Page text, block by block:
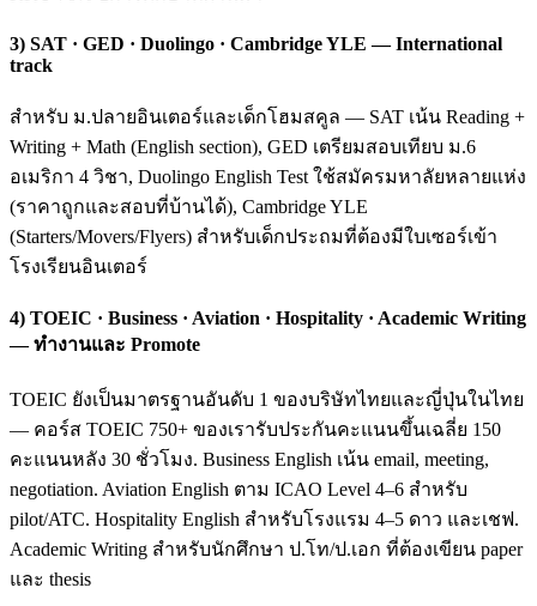
3) SAT · GED · Duolingo · Cambridge YLE — International
track
สำหรับ ม.ปลายอินเตอร์และเด็กโฮมสคูล — SAT เน้น Reading +
Writing + Math (English section), GED เตรียมสอบเทียบ ม.6
อเมริกา 4 วิชา, Duolingo English Test ใช้สมัครมหาลัยหลายแห่ง
(ราคาถูกและสอบที่บ้านได้), Cambridge YLE
(Starters/Movers/Flyers) สำหรับเด็กประถมที่ต้องมีใบเซอร์เข้า
โรงเรียนอินเตอร์
4) TOEIC · Business · Aviation · Hospitality · Academic Writing
— ทำงานและ Promote
TOEIC ยังเป็นมาตรฐานอันดับ 1 ของบริษัทไทยและญี่ปุ่นในไทย
— คอร์ส TOEIC 750+ ของเรารับประกันคะแนนขึ้นเฉลี่ย 150
คะแนนหลัง 30 ชั่วโมง. Business English เน้น email, meeting,
negotiation. Aviation English ตาม ICAO Level 4–6 สำหรับ
pilot/ATC. Hospitality English สำหรับโรงแรม 4–5 ดาว และเชฟ.
Academic Writing สำหรับนักศึกษา ป.โท/ป.เอก ที่ต้องเขียน paper
และ thesis